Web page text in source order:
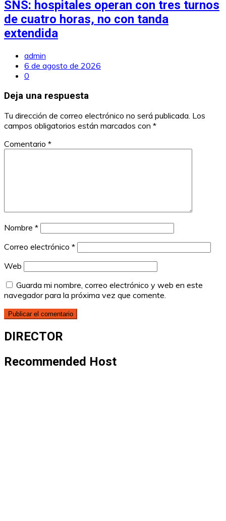
SNS: hospitales operan con tres turnos
de cuatro horas, no con tanda
extendida
admin
6 de agosto de 2026
0
Deja una respuesta
Tu dirección de correo electrónico no será publicada. Los
campos obligatorios están marcados con *
Comentario *
Nombre *
Correo electrónico *
Web
Guarda mi nombre, correo electrónico y web en este
navegador para la próxima vez que comente.
DIRECTOR
Recommended Host